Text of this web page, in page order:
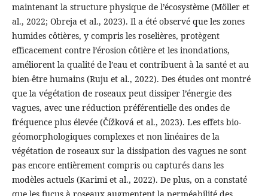
maintenant la structure physique de l’écosystème (Möller et
al., 2022; Obreja et al., 2023). Il a été observé que les zones
humides côtières, y compris les roselières, protègent
efficacement contre l’érosion côtière et les inondations,
améliorent la qualité de l’eau et contribuent à la santé et au
bien-être humains (Ruju et al., 2022). Des études ont montré
que la végétation de roseaux peut dissiper l’énergie des
vagues, avec une réduction préférentielle des ondes de
fréquence plus élevée (Čížková et al., 2023). Les effets bio-
géomorphologiques complexes et non linéaires de la
végétation de roseaux sur la dissipation des vagues ne sont
pas encore entièrement compris ou capturés dans les
modèles actuels (Karimi et al., 2022). De plus, on a constaté
que les fucus à roseaux augmentent la perméabilité des